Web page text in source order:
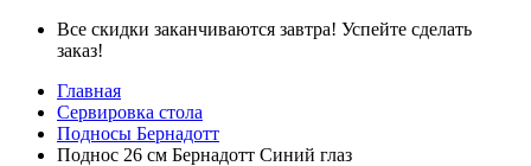
Все скидки заканчиваются завтра! Успейте сделать
заказ!
Главная
Сервировка стола
Подносы Бернадотт
Поднос 26 см Бернадотт Синий глаз